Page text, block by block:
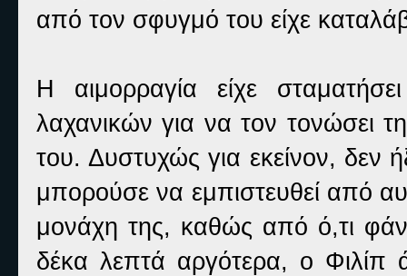
από τον σφυγμό του είχε
Η αιμορραγία είχε
λαχανικών για να τον τονώσει
του. Δυστυχώς για εκείνον, δεν
μπορούσε να εμπιστευθεί από
μονάχη της, καθώς από ό,τι
δέκα λεπτά αργότερα, ο Φιλίπ